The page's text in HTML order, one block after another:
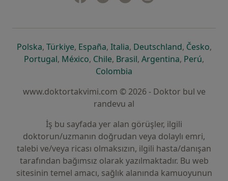
Polskayeni bir sekmede açılır
, Türkiyeyeni bir sekmede açılır
, Españayeni bir sekmede açılır
, Italiayeni bir sekmede açılır
, Deutschlandyeni bir
, Českoyeni
,
Portugalyeni bir sekmede açılır
, Méxicoyeni bir sekmede açılır
, Chileyeni bir sekmede açılır
, Brasilyeni bir sekmede açılır
, Argentinayeni bir
, Perúyeni
,
Colombia
www.doktortakvimi.com © 2026 - Doktor bul ve
randevu al
İş bu sayfada yer alan görüşler, ilgili
doktorun/uzmanın doğrudan veya dolaylı emri,
talebi ve/veya ricası olmaksızın, ilgili hasta/danışan
tarafından bağımsız olarak yazılmaktadır. Bu web
sitesinin temel amacı, sağlık alanında kamuoyunun